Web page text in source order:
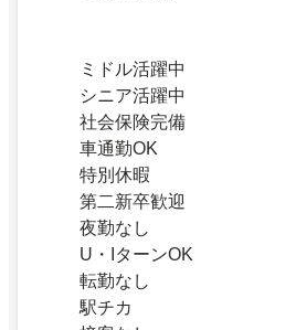
ミドル活躍中
シニア活躍中
社会保険完備
車通勤OK
特別休暇
第二新卒歓迎
夜勤なし
U・IターンOK
転勤なし
駅チカ